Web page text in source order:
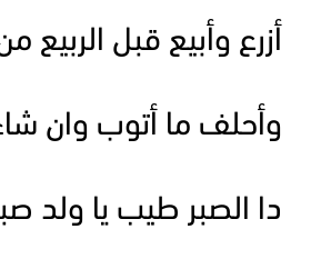
أزرع وأبيع قبل الربيع
وأحلف ما أتوب وان
دا الصبر طيب يا ولد